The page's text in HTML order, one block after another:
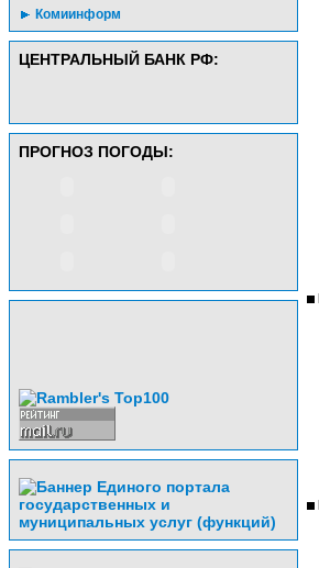
Комиинформ
ЦЕНТРАЛЬНЫЙ БАНК РФ:
ПРОГНОЗ ПОГОДЫ: